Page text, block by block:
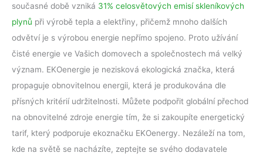
současné době vzniká 31% celosvětových emisí skleníkových
plynů při výrobě tepla a elektřiny, přičemž mnoho dalších
odvětví je s výrobou energie nepřímo spojeno. Proto užívání
čisté energie ve Vašich domovech a společnostech má velký
význam. EKOenergie je nezisková ekologická značka, která
propaguje obnovitelnou energii, která je produkována dle
přísných kritérií udržitelnosti. Můžete podpořit globální přechod
na obnovitelné zdroje energie tím, že si zakoupíte energetický
tarif, který podporuje ekoznačku EKOenergy. Nezáleží na tom,
kde na světě se nacházíte, zeptejte se svého dodavatele